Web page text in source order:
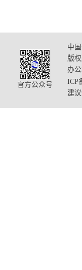
官方公众号
中
版
办
ICP
建